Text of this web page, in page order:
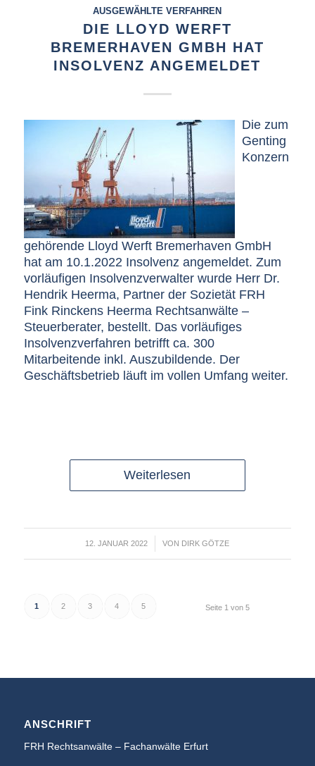
AUSGEWÄHLTE VERFAHREN
DIE LLOYD WERFT
BREMERHAVEN GMBH HAT
INSOLVENZ ANGEMELDET
Die zum
Genting
Konzern
gehörende Lloyd Werft Bremerhaven GmbH
hat am 10.1.2022 Insolvenz angemeldet. Zum
vorläufigen Insolvenzverwalter wurde Herr Dr.
Hendrik Heerma, Partner der Sozietät FRH
Fink Rinckens Heerma Rechtsanwälte –
Steuerberater, bestellt. Das vorläufiges
Insolvenzverfahren betrifft ca. 300
Mitarbeitende inkl. Auszubildende. Der
Geschäftsbetrieb läuft im vollen Umfang weiter.
Weiterlesen
12. JANUAR 2022
/ VON DIRK GÖTZE
Seite 1 von 5
1 2 3 4 5
ANSCHRIFT
FRH Rechtsanwälte – Fachanwälte Erfurt